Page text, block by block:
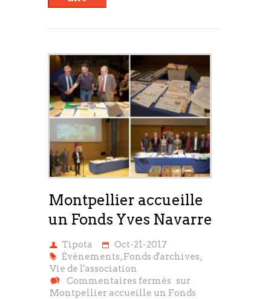
Montpellier accueille
un Fonds Yves Navarre
Tipota
Oct-21-2017
Événements,Fonds d'archives,
Vie de l'association
Commentaires fermés sur
Montpellier accueille un Fonds